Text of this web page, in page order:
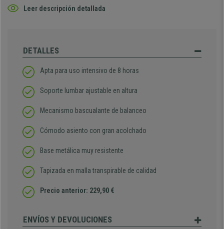
Leer descripción detallada
DETALLES
Apta para uso intensivo de 8 horas
Soporte lumbar ajustable en altura
Mecanismo bascualante de balanceo
Cómodo asiento con gran acolchado
Base metálica muy resistente
Tapizada en malla transpirable de calidad
Precio anterior: 229,90 €
ENVÍOS Y DEVOLUCIONES